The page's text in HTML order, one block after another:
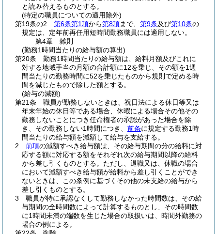
と読み替えるものとする。
(特定の職員についての適用除外)
第19条の2
第6条第1項から第8項まで、 第9条及び第10条の
規定は、定年前再任用短時間勤務職員には適用しない。
第4章
雑則
(勤務1時間当たりの給与額の算出)
第20条
勤務1時間当たりの給与額は、給料月額及びこれに
対する地域手当の月額の合計額に12を乗じ、その額を1週
間当たりの勤務時間に52を乗じたものから規則で定める時
間を減じたもので除した額とする。
(給与の減額)
第21条
職員が勤務しないときは、祝日法による休日等又は
年末年始の休日等である場合、休暇による場合その他その
勤務しないことにつき任命権者の承認があった場合を除
き、その勤務しない1時間につき、 前条に規定する勤務1時
間当たりの給与額を減額して給与を支給する。
2
前項の減額すべき給与額は、その給与期間の分の給料に対
応する額に対応する額をそれぞれ次の給与期間以降の給料
から差し引くものとする。 ただし、退職又は、休職の場合
において減額すべき給与額が給料から差し引くことができ
ないときは、この条例に基づくその他の未支給の給与から
差し引くものとする。
3
職員が特に承認なくして勤務しなかった時間数は、その給
与期間の全時間数によって計算するものとし、その時間数
に1時間未満の端数を生じた場合の取扱いは、時間外勤務の
場合の例による。